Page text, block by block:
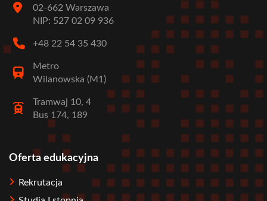
02-662 Warszawa
NIP: 527 02 09 936
+48 22 54 35 430
Metro
Wilanowska (M1)
Tramwaj 10, 4
Bus 174, 189
Stopka
Oferta edukacyjna
Rekrutacja